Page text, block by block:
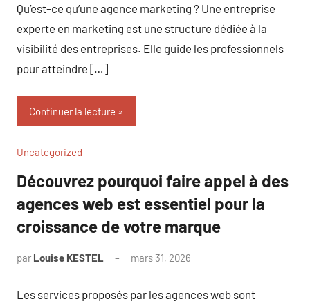
Qu’est-ce qu’une agence marketing ? Une entreprise
experte en marketing est une structure dédiée à la
visibilité des entreprises. Elle guide les professionnels
pour atteindre […]
Continuer la lecture
Uncategorized
Découvrez pourquoi faire appel à des
agences web est essentiel pour la
croissance de votre marque
par Louise KESTEL mars 31, 2026
Les services proposés par les agences web sont